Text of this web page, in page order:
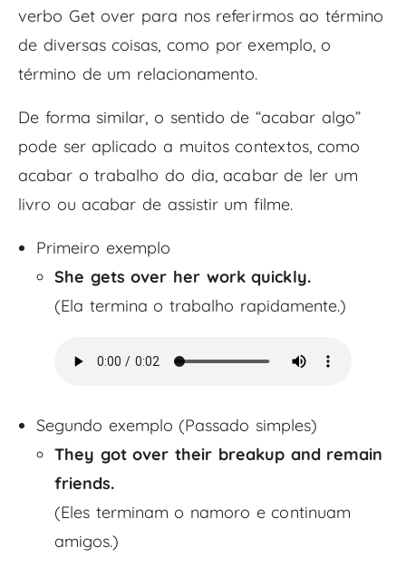
verbo Get over para nos referirmos ao término
de diversas coisas, como por exemplo, o
término de um relacionamento.
De forma similar, o sentido de “acabar algo”
pode ser aplicado a muitos contextos, como
acabar o trabalho do dia, acabar de ler um
livro ou acabar de assistir um filme.
Primeiro exemplo
She gets over her work quickly.
(Ela termina o trabalho rapidamente.)
Segundo exemplo (Passado simples)
They got over their breakup and remain
friends.
(Eles terminam o namoro e continuam
amigos.)